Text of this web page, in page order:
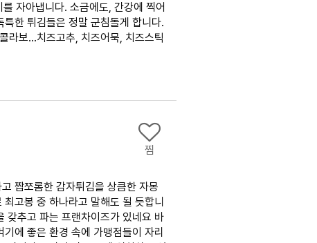
자아냅니다. 소금에도, 간강에 찍어
한 튀김들은 정말 군침돌게 합니다.
라보…치즈고추, 치즈어묵, 치즈스틱
찜
짭쪼롬한 감자튀김을 상큼한 자몽
고봉 중 하나라고 말해도 될 듯합니
갖추고 파는 프랜차이즈가 있네요 바
에 좋은 환경 속에 가맹점들이 자리